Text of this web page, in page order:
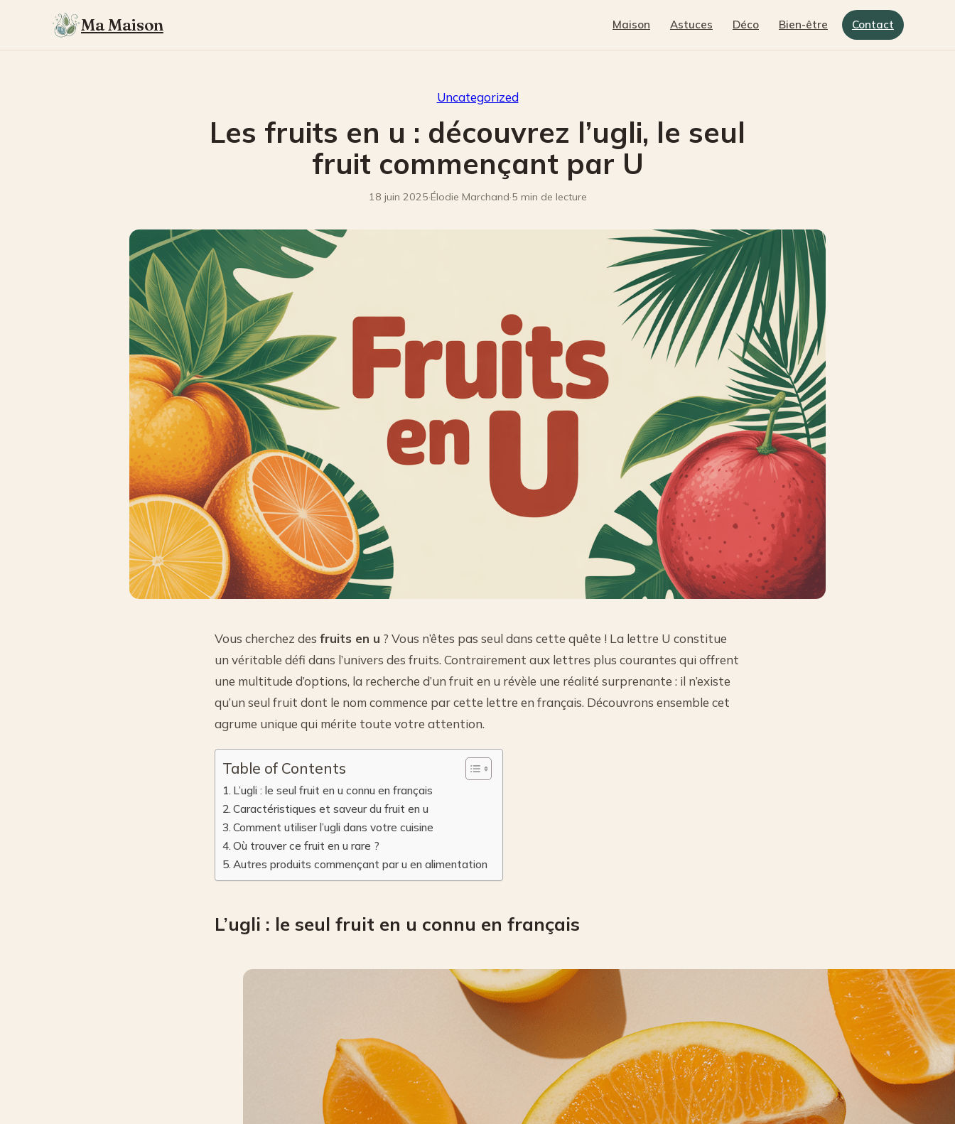
Ma Maison Maison Astuces Déco Bien-être Contact
Uncategorized
Les fruits en u : découvrez l’ugli, le seul
fruit commençant par U
18 juin 2025·Élodie Marchand·5 min de lecture
Vous cherchez des fruits en u ? Vous n’êtes pas seul dans cette quête ! La lettre U constitue
un véritable défi dans l’univers des fruits. Contrairement aux lettres plus courantes qui offrent
une multitude d’options, la recherche d’un fruit en u révèle une réalité surprenante : il n’existe
qu’un seul fruit dont le nom commence par cette lettre en français. Découvrons ensemble cet
agrume unique qui mérite toute votre attention.
Table of Contents
L’ugli : le seul fruit en u connu en français
Caractéristiques et saveur du fruit en u
Comment utiliser l’ugli dans votre cuisine
Où trouver ce fruit en u rare ?
Autres produits commençant par u en alimentation
L’ugli : le seul fruit en u connu en français